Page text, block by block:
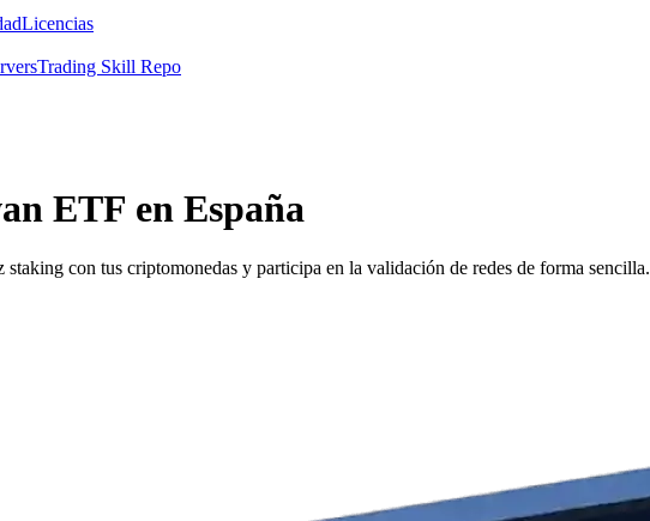
Licencias
Trading Skill Repo
ETF en España
con tus criptomonedas y participa en la validación de redes de forma sencilla.